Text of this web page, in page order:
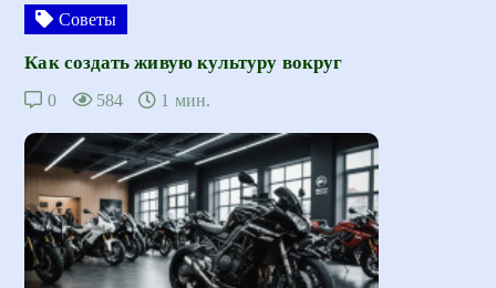
Советы
Как создать живую культуру вокруг
0 584 1 мин.